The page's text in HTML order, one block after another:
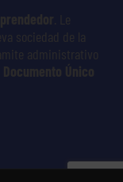
. Le
sociedad de la
administrativo
Documento Único